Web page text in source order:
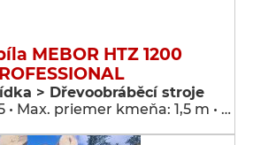
MEBOR HTZ 1200
> Dřevoobráběcí stroje
• Max. priemer kmeňa: 1,5 m • …